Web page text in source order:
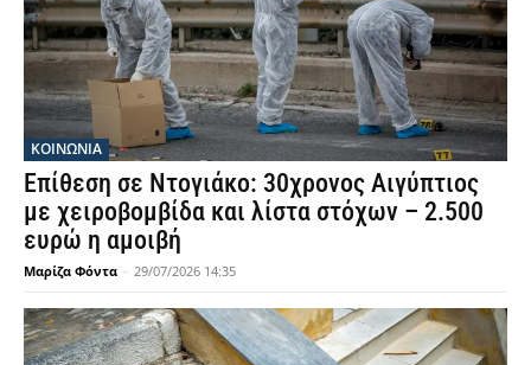
ΚΟΙΝΩΝΙΑ
Επίθεση σε Ντογιάκο: 30χρονος Αιγύπτιος
με χειροβομβίδα και λίστα στόχων – 2.500
ευρώ η αμοιβή
Μαρίζα Φόντα - 29/07/2026 14:35